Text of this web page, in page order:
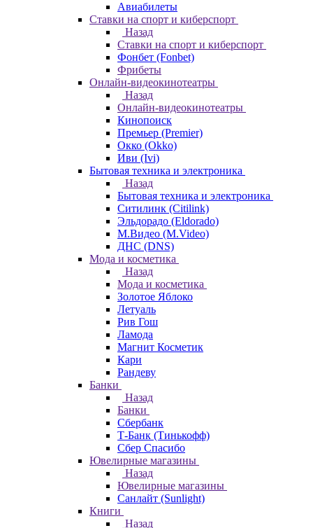
Авиабилеты
Ставки на спорт и киберспорт
Назад
Ставки на спорт и киберспорт
Фонбет (Fonbet)
Фрибеты
Онлайн-видеокинотеатры
Назад
Онлайн-видеокинотеатры
Кинопоиск
Премьер (Premier)
Окко (Okko)
Иви (Ivi)
Бытовая техника и электроника
Назад
Бытовая техника и электроника
Ситилинк (Citilink)
Эльдорадо (Eldorado)
М.Видео (M.Video)
ДНС (DNS)
Мода и косметика
Назад
Мода и косметика
Золотое Яблоко
Летуаль
Рив Гош
Ламода
Магнит Косметик
Кари
Рандеву
Банки
Назад
Банки
Сбербанк
Т-Банк (Тинькофф)
Сбер Спасибо
Ювелирные магазины
Назад
Ювелирные магазины
Санлайт (Sunlight)
Книги
Назад